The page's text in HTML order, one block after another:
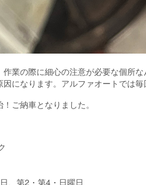
業の際に細心の注意が必要な個所
になります。アルファオートでは
ご納車となりました。
、第2・第4・日曜日